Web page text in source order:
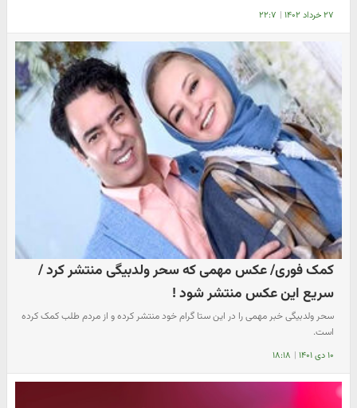
۲۷ خرداد ۱۴۰۲ | ۲۲:۷
کمک فوری/ عکس مهمی که سحر ولدبیگی منتشر کرد /
سریع این عکس منتشر شود !
سحر ولدبیگی خبر مهمی را در این ستا گرام خود منتشر کرده و از مردم طلب کمک کرده
است.
۱۰ دی ۱۴۰۱ | ۱۸:۱۸